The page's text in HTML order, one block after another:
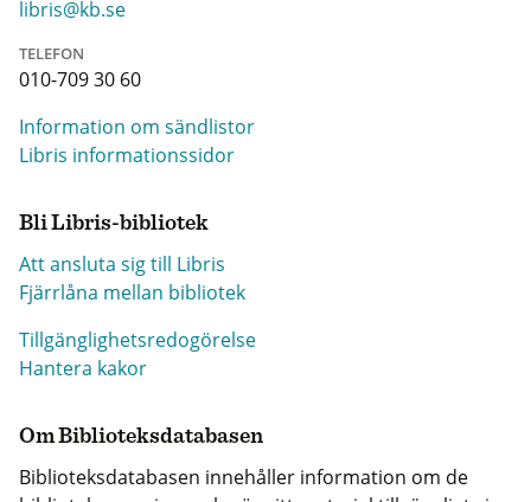
libris@kb.se
TELEFON
010-709 30 60
Information om sändlistor
Libris informationssidor
Bli Libris-bibliotek
Att ansluta sig till Libris
Fjärrlåna mellan bibliotek
Tillgänglighetsredogörelse
Hantera kakor
Om Biblioteksdatabasen
Biblioteksdatabasen innehåller information om de